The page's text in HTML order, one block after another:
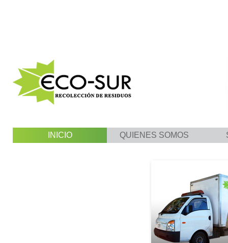
INICIO QUIENES SOMOS